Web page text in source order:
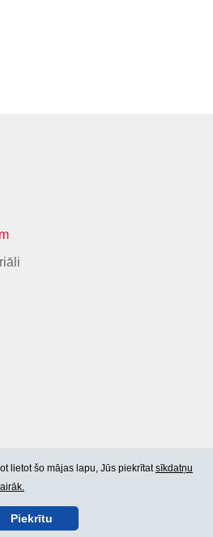
lietot šo mājas lapu, Jūs piekrītatsīkdatņu
Piekrītu